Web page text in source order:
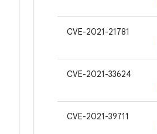
CVE-2021-21781
CVE-2021-33624
CVE-2021-39711